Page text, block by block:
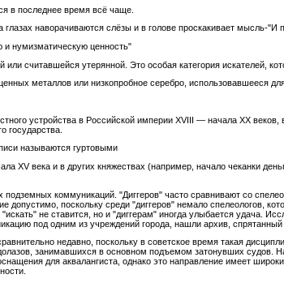
в последнее время всё чаще.
наворачиваются слёзы и в голове проскакивает мысль-"И
и нумизматическую ценность"
считавшейся утерянной. Это особая категория искателей,
металлов или низкопробное серебро, использовавшееся
устройства в Российской империи XVIII — начала XX
государства.
называются гуртовыми
XV века и в других княжествах (например, начало чеканки
коммуникаций. "Диггеров" часто сравнивают со
поскольку среди "диггеров" немало спелеологов,
не ставится, но и "диггерам" иногда улыбается удача.
под одним из учреждений города, нашли архив,
недавно, поскольку в советское время такая
занимавшихся в основном подъемом затонувших судов.
для аквалангиста, однако это направление имеет